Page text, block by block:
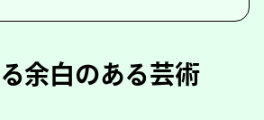
余白のある芸術